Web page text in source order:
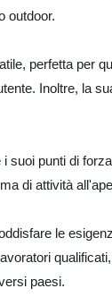
outdoor.
perfetta per
Inoltre, la
suoi punti di
di attività
le
paesi.